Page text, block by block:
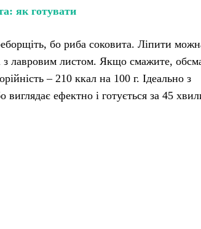
як готувати
бо риба соковита. Ліпити
з лавровим листом. Якщо смажите,
– 210 ккал на 100 г. Ідеально з
ефектно і готується за 45